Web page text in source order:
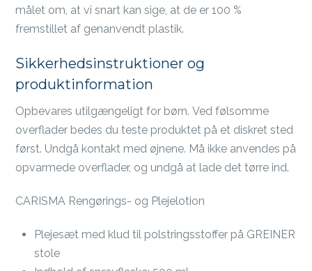
målet om, at vi snart kan sige, at de er 100 %
fremstillet af genanvendt plastik.
Sikkerhedsinstruktioner og
produktinformation
Opbevares utilgængeligt for børn. Ved følsomme
overflader bedes du teste produktet på et diskret sted
først. Undgå kontakt med øjnene. Må ikke anvendes på
opvarmede overflader, og undgå at lade det tørre ind.
CARISMA Rengørings- og Plejelotion
Plejesæt med klud til polstringsstoffer på GREINER
stole